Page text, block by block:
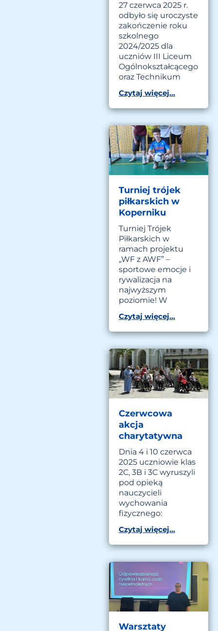
27 czerwca 2025 r.
odbyło się uroczyste
zakończenie roku
szkolnego
2024/2025 dla
uczniów III Liceum
Ogólnokształcącego
oraz Technikum
Czytaj więcej...
Turniej trójek
piłkarskich w
Koperniku
Turniej Trójek
Piłkarskich w
ramach projektu
„WF z AWF” –
sportowe emocje i
rywalizacja na
najwyższym
poziomie! W
Czytaj więcej...
Czerwcowa
akcja
charytatywna
Dnia 4 i 10 czerwca
2025 uczniowie klas
2C, 3B i 3C wyruszyli
pod opieką
nauczycieli
wychowania
fizycznego:
Czytaj więcej...
Warsztaty